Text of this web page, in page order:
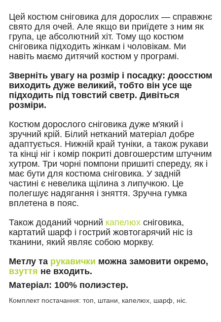
Цей костюм сніговика для дорослих — справжнє
свято для очей. Але якщо ви приїдете з ним як
група, це абсолютний хіт. Тому що костюм
сніговика підходить жінкам і чоловікам. Ми
навіть маємо дитячий костюм у програмі.
Зверніть увагу на розмір і посадку: доосстюм
виходить дуже великий, тобто він усе ще
підходить під товстий светр. Дивіться
розміри.
Костюм дорослого сніговика дуже м'який і
зручний крій. Білий нетканий матеріал добре
адаптується. Нижній край туніки, а також рукави
та кінці ніг і комір покриті довгошерстим штучним
хутром. Три чорні помпони пришиті спереду, як і
має бути для костюма сніговика. У задній
частині є невелика щілина з липучкою. Це
полегшує надягання і зняття. Зручна гумка
вплетена в пояс.
Також доданий чорний капелюх сніговика,
картатий шарф і гострий жовтогарячий ніс із
тканини, який являє собою моркву.
Метлу та рукавички можна замовити окремо,
взуття не входить.
Матеріал: 100% полиэстер.
Комплект постачання: топ, штани, капелюх, шарф, ніс.